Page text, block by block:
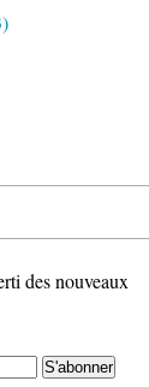
des nouveaux